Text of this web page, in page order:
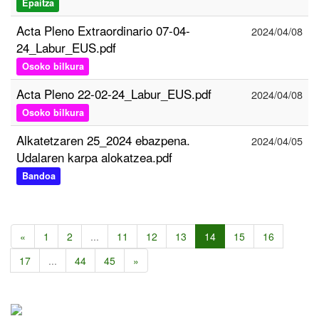
Epaitza
Acta Pleno Extraordinario 07-04-
24_Labur_EUS.pdf
Osoko bilkura
2024/04/08
Acta Pleno 22-02-24_Labur_EUS.pdf
Osoko bilkura
2024/04/08
Alkatetzaren 25_2024 ebazpena.
Udalaren karpa alokatzea.pdf
Bandoa
2024/04/05
« 1 2 ... 11 12 13 14 15
16
17
... 44 45 »